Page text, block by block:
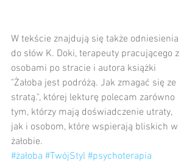
W tekście znajdują się także odniesienia
do słów K. Doki, terapeuty pracującego z
osobami po stracie i autora książki
"Żałoba jest podróżą. Jak zmagać się ze
stratą.", której lekturę polecam zarówno
tym, którzy mają doświadczenie utraty,
jak i osobom, które wspierają bliskich w
żałobie.
#żałoba #TwójStyl #psychoterapia